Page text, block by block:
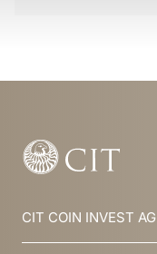
CIT COIN INVEST AG